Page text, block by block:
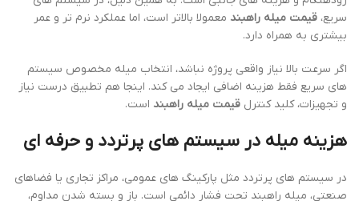
سریع، قیمت میله راهبند معمولا بالاتر است، اما عملکرد نرم تر و عمر
بیشتری به همراه دارد.
اگر سرعت بالا نیاز واقعی پروژه نباشد، انتخاب میله مخصوص سیستم
های سریع فقط هزینه اضافی ایجاد می کند. اینجا هم تطبیق درست نیاز
و تجهیزات، کلید کنترل قیمت میله راهبند است.
هزینه میله در سیستم های پرتردد و حرفه ای
در سیستم های پرتردد مثل پارکینگ های عمومی، مراکز تجاری یا فضاهای
صنعتی، میله راهبند تحت فشار دائمی است. باز و بسته شدن مداوم،